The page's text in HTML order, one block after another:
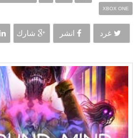
XBOX ONE
غرد انشر شارك